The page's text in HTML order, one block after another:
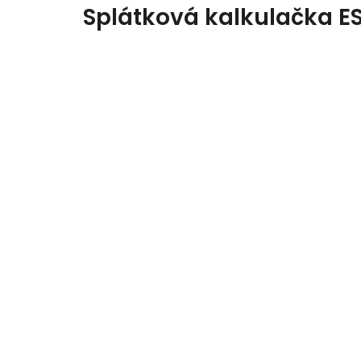
Splátková kalkulačka